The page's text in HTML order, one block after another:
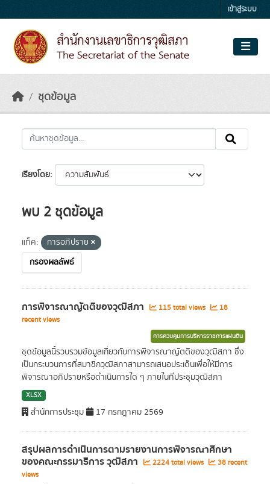
เข้าสู่ระบบ
ชุดข้อมูล
เรียงโดย
พบ 2 ชุดข้อมูล
แท็ค:
การอภิปราย
กรองผลลัพธ์
การพิจารณาญัตติของวุฒิสภา 115 total views
18
recent views
การควบคุมการบริหารราชการแผ่นดิน
ชุดข้อมูลนี้รวบรวมข้อมูลเกี่ยวกับการพิจารณาญัตติของวุฒิสภา ซึ่ง
เป็นกระบวนการที่สมาชิกวุฒิสภาสามารถเสนอประเด็นเพื่อให้มีการ
พิจารณาอภิปรายหรือดำเนินการใด ๆ ภายในที่ประชุมวุฒิสภา
XLSX
สำนักการประชุม 17 กรกฎาคม 2569
สรุปผลการดำเนินการตามรายงานการพิจารณาศึกษา
ของคณะกรรมาธิการ วุฒิสภา 2224 total views
38 recent
views